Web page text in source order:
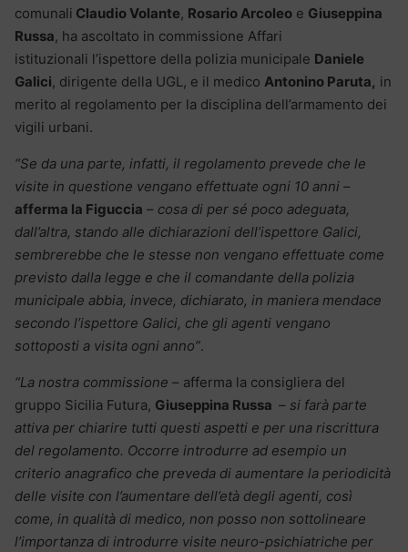
comunali Claudio Volante, Rosario Arcoleo e Giuseppina
Russa, ha ascoltato in commissione Affari
istituzionali l’ispettore della polizia municipale Daniele
Galici, dirigente della UGL, e il medico Antonino Paruta, in
merito al regolamento per la disciplina dell’armamento dei
vigili urbani.
“Se da una parte, infatti, il regolamento prevede che le
visite in questione vengano effettuate ogni 10 anni –
afferma la Figuccia – cosa di per sé poco adeguata,
dall’altra, stando alle dichiarazioni dell’ispettore Galici,
sembrerebbe che le stesse non vengano effettuate come
previsto dalla legge e che il comandante della polizia
municipale abbia, invece, dichiarato, in maniera mendace
secondo l’ispettore Galici, che gli agenti vengano
sottoposti a visita ogni anno”.
“La nostra commissione – afferma la consigliera del
gruppo Sicilia Futura, Giuseppina Russa – si farà parte
attiva per chiarire tutti questi aspetti e per una riscrittura
del regolamento. Occorre introdurre ad esempio un
criterio anagrafico che preveda di aumentare la periodicità
delle visite con l’aumentare dell’età degli agenti, così
come, in qualità di medico, non posso non sottolineare
l’importanza di introdurre visite neuro-psichiatriche per